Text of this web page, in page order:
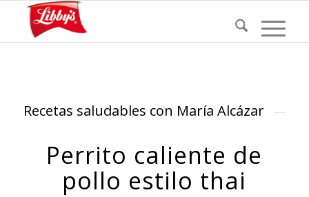
Recetas saludables con María Alcázar
Perrito caliente de
pollo estilo thai